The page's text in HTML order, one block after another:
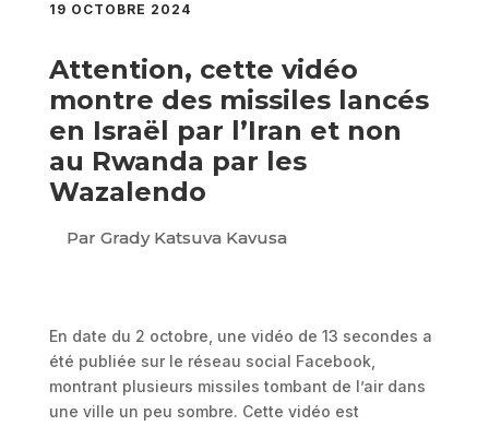
19 OCTOBRE 2024
Attention, cette vidéo
montre des missiles lancés
en Israël par l’Iran et non
au Rwanda par les
Wazalendo
Par Grady Katsuva Kavusa
En date du 2 octobre, une vidéo de 13 secondes a
été publiée sur le réseau social Facebook,
montrant plusieurs missiles tombant de l’air dans
une ville un peu sombre. Cette vidéo est